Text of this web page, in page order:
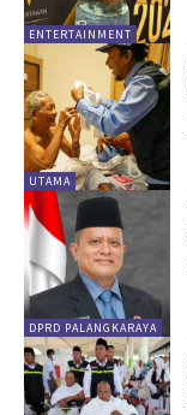
ENTERTAINMENT
UTAMA
DPRD PALANGKARAYA